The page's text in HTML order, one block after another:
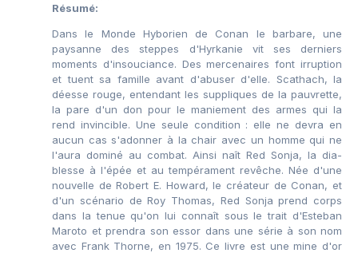
Résumé:
Dans le Monde Hyborien de Conan le barbare, une
paysanne des steppes d'Hyr­ka­nie vit ses derniers
moments d'in­­­souciance. Des mercenaires font irruption
et tuent sa famille avant d'abuser d'elle. Scathach, la
déesse rouge, entendant les suppliques de la pauvrette,
la pare d'un don pour le maniement des armes qui la
rend invincible. Une seule condition : elle ne devra en
aucun cas s'adonner à la chair avec un homme qui ne
l'aura dominé au combat. Ainsi naît Red Sonja, la dia­
blesse à l'épée et au tempérament revêche. Née d'une
nouvelle de Robert E. Howard, le créateur de Conan, et
d'un scénario de Roy Thomas, Red Sonja prend corps
dans la tenue qu'on lui connaît sous le trait d'Esteban
Maroto et prendra son essor dans une série à son nom
avec Frank Thorne, en 1975. Ce livre est une mine d'or